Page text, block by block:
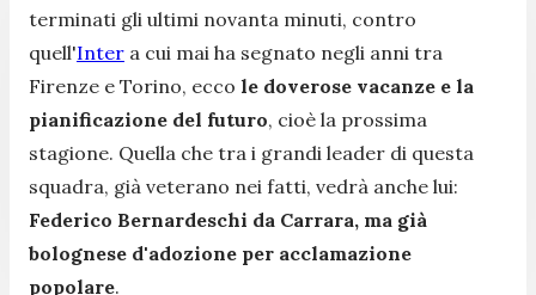
terminati gli ultimi novanta minuti, contro
quell'Inter a cui mai ha segnato negli anni tra
Firenze e Torino, ecco le doverose vacanze e la
pianificazione del futuro, cioè la prossima
stagione. Quella che tra i grandi leader di questa
squadra, già veterano nei fatti, vedrà anche lui:
Federico Bernardeschi da Carrara, ma già
bolognese d'adozione per acclamazione
popolare.